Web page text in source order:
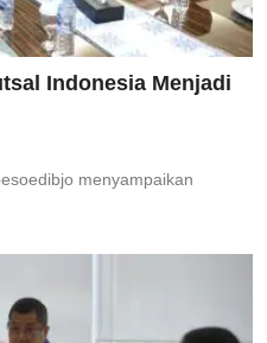
Indonesia Menjadi
menyampaikan